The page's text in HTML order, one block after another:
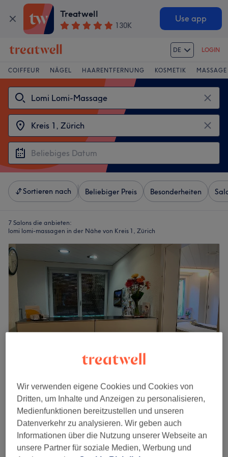
Treatwell
130K
Use app
DE LOGIN
COIFFEUR NÄGEL HAARENTFERNUNG KOSMETIK MASSAGE
Sortieren nach Beliebiger Preis Besonderheiten
7 Salons die anbieten:
lomi lomi-massagen in der Nähe von Kreis 1, Zürich
Swiss Thai Spa Zürich
4.9
887 Bewertungen
Neumarkt, Zürich
Auf Karte anzeigen
Lomi Lomi Massage
1 Std. - 2 Std.
ab CHF 129
Schnellansicht Saloninfos
Wir verwenden eigene Cookies und Cookies von
Dritten, um Inhalte und Anzeigen zu personalisieren,
Medienfunktionen bereitzustellen und unseren
Datenverkehr zu analysieren. Wir geben auch
Informationen über die Nutzung unserer Webseite an
unsere Partner für soziale Medien, Werbung und